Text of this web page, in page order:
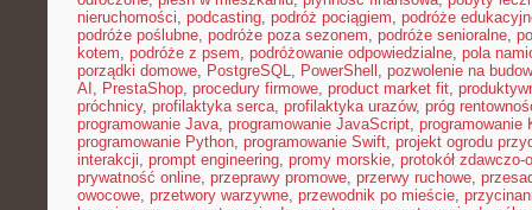
nieruchomości, podcasting, podróż pociągiem, podróże
podróże poślubne, podróże poza sezonem, podróże senioralne,
kotem, podróże z psem, podróżowanie odpowiedzialne, pola
porządki domowe, PostgreSQL, PowerShell , pozwolenie na
AI , PrestaShop, procedury firmowe, product market fit,
próchnicy, profilaktyka serca, profilaktyka urazów, próg
programowanie Java, programowanie JavaScript, programowanie
programowanie Python, programowanie Swift, projekt ogrodu
interakcji, prompt engineering, promy morskie, protokół zdawczo-
prywatność online, przeprawy promowe, przerwy ruchowe,
owocowe, przetwory warzywne, przewodnik po mieście,